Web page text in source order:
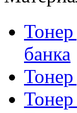
банка